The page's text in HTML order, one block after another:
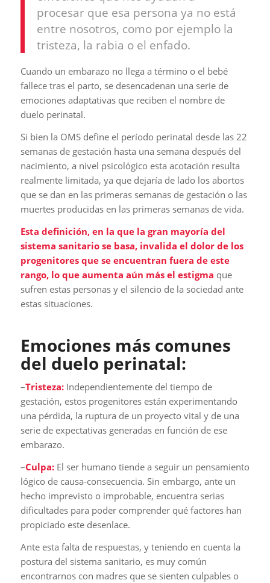
procesar que esa persona ya no está
entre nosotros, como por ejemplo la
tristeza, la rabia o el enfado.
Cuando un embarazo no llega a término o el bebé
fallece tras el parto, se desencadenan una serie de
emociones adaptativas que reciben el nombre de
duelo perinatal.
Si bien la OMS define el período perinatal desde las 22
semanas de gestación hasta una semana después del
nacimiento, a nivel psicológico esta acotación resulta
realmente limitada, ya que dejaría de lado los abortos
que se dan en las primeras semanas de gestación o las
muertes producidas en las primeras semanas de vida.
Esta definición, en la que la gran mayoría del
sistema sanitario se basa, invalida el dolor de los
progenitores que se encuentran fuera de este
rango, lo que aumenta aún más el estigma que
sufren estas personas y el silencio de la sociedad ante
estas situaciones.
Emociones más comunes
del duelo perinatal:
–Tristeza: Independientemente del tiempo de
gestación, estos progenitores están experimentando
una pérdida, la ruptura de un proyecto vital y de una
serie de expectativas generadas en función de ese
embarazo.
–Culpa: El ser humano tiende a seguir un pensamiento
lógico de causa-consecuencia. Sin embargo, ante un
hecho imprevisto o improbable, encuentra serias
dificultades para poder comprender qué factores han
propiciado este desenlace.
Ante esta falta de respuestas, y teniendo en cuenta la
postura del sistema sanitario, es muy común
encontrarnos con madres que se sienten culpables o